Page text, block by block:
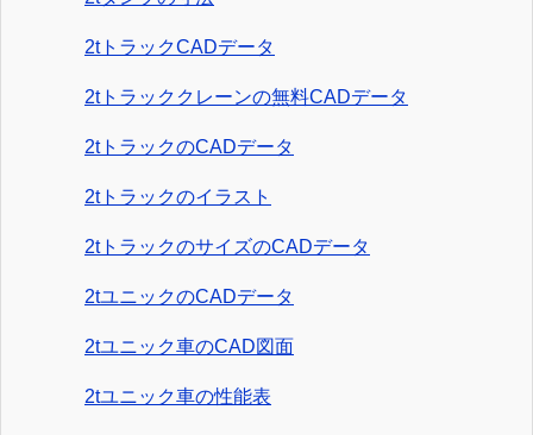
2tトラックCADデータ
2tトラッククレーンの無料CADデータ
2tトラックのCADデータ
2tトラックのイラスト
2tトラックのサイズのCADデータ
2tユニックのCADデータ
2tユニック車のCAD図面
2tユニック車の性能表